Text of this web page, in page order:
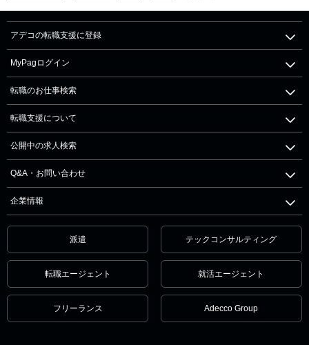
アデコの転職支援に登録
MyPagログイン
転職のお仕事検索
転職支援について
公開中の求人検索
Q&A・お問い合わせ
企業情報
派遣 テックコンサルティング
転職エージェント 就活エージェント
フリーランス Adecco Group